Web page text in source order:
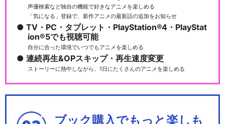
声優検索など独自の機能で好きなアニメを楽しめる
「気になる」登録で、新作アニメの最新話の追加をお知らせ
TV・PC・タブレット・PlayStation®4・PlayStat
ion®5でも視聴可能
自分に合った環境でいつでもアニメを楽しめる
連続再生&OPスキップ・再生速度変更
ストーリーに熱中しながら、1日にたくさんのアニメを楽しめる
ブック購入でもっと楽しも